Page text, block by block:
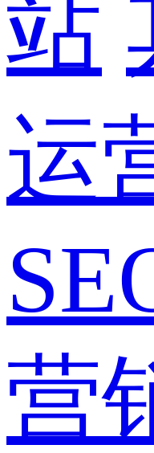
站
运
营